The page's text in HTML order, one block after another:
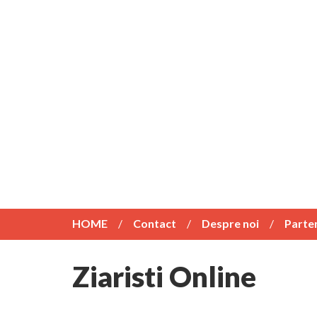
HOME Contact Despre noi
Ziaristi Online